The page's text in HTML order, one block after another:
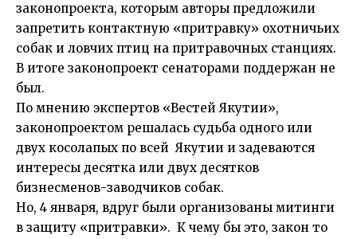
законопроекта, которым авторы предложили
запретить контактную «притравку» охотничьих
собак и ловчих птиц на притравочных станциях.
В итоге законопроект сенаторами поддержан не
был.
По мнению экспертов «Вестей Якутии»,
законопроектом решалась судьба одного или
двух косолапых по всей Якутии и задеваются
интересы десятка или двух десятков
бизнесменов-заводчиков собак.
Но, 4 января, вдруг были организованы митинги
в защиту «притравки». К чему бы это, закон то